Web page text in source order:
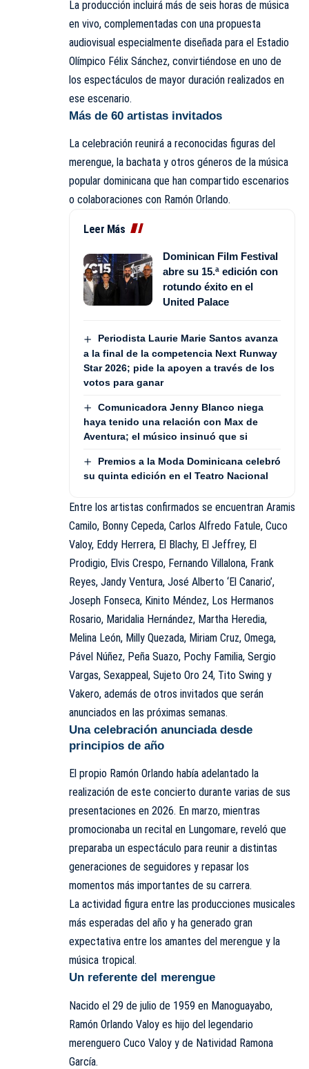
La producción incluirá más de seis horas de música
en vivo, complementadas con una propuesta
audiovisual especialmente diseñada para el Estadio
Olímpico Félix Sánchez, convirtiéndose en uno de
los espectáculos de mayor duración realizados en
ese escenario.
Más de 60 artistas invitados
La celebración reunirá a reconocidas figuras del
merengue, la bachata y otros géneros de la música
popular dominicana que han compartido escenarios
o colaboraciones con Ramón Orlando.
Leer Más
Dominican Film Festival
abre su 15.ª edición con
rotundo éxito en el
United Palace
Periodista Laurie Marie Santos avanza
a la final de la competencia Next Runway
Star 2026; pide la apoyen a través de los
votos para ganar
Comunicadora Jenny Blanco niega
haya tenido una relación con Max de
Aventura; el músico insinuó que si
Premios a la Moda Dominicana celebró
su quinta edición en el Teatro Nacional
Entre los artistas confirmados se encuentran Aramis
Camilo, Bonny Cepeda, Carlos Alfredo Fatule, Cuco
Valoy, Eddy Herrera, El Blachy, El Jeffrey, El
Prodigio, Elvis Crespo, Fernando Villalona, Frank
Reyes, Jandy Ventura, José Alberto ‘El Canario’,
Joseph Fonseca, Kinito Méndez, Los Hermanos
Rosario, Maridalia Hernández, Martha Heredia,
Melina León, Milly Quezada, Miriam Cruz, Omega,
Pável Núñez, Peña Suazo, Pochy Familia, Sergio
Vargas, Sexappeal, Sujeto Oro 24, Tito Swing y
Vakero, además de otros invitados que serán
anunciados en las próximas semanas.
Una celebración anunciada desde
principios de año
El propio Ramón Orlando había adelantado la
realización de este concierto durante varias de sus
presentaciones en 2026. En marzo, mientras
promocionaba un recital en Lungomare, reveló que
preparaba un espectáculo para reunir a distintas
generaciones de seguidores y repasar los
momentos más importantes de su carrera.
La actividad figura entre las producciones musicales
más esperadas del año y ha generado gran
expectativa entre los amantes del merengue y la
música tropical.
Un referente del merengue
Nacido el 29 de julio de 1959 en Manoguayabo,
Ramón Orlando Valoy es hijo del legendario
merenguero Cuco Valoy y de Natividad Ramona
García.